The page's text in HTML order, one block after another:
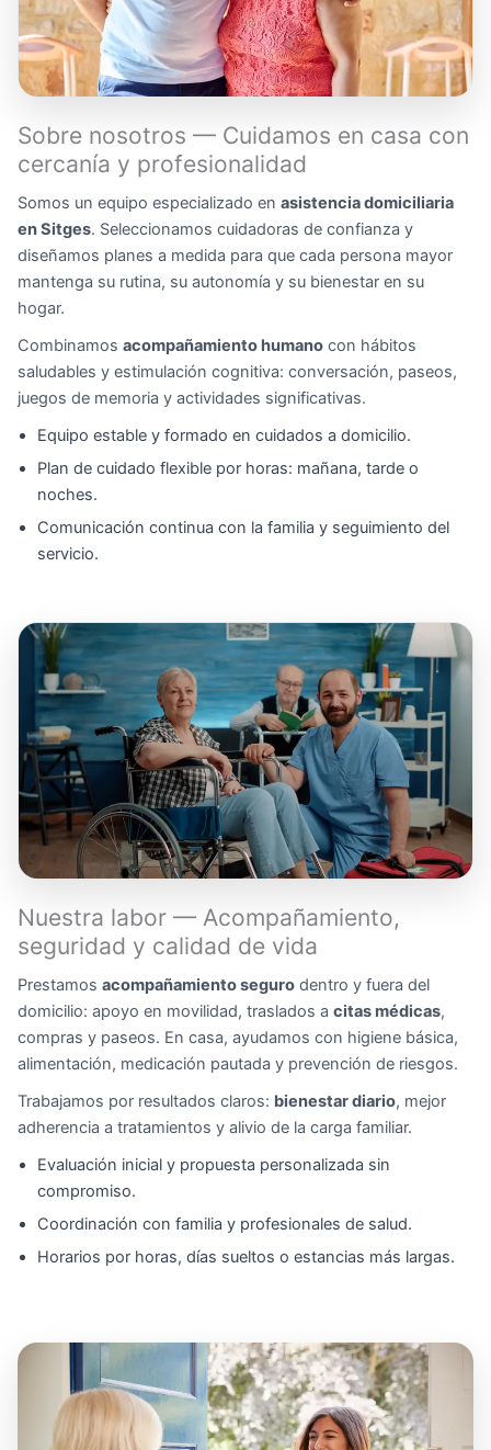
Sobre nosotros — Cuidamos en casa con
cercanía y profesionalidad
Somos un equipo especializado en asistencia domiciliaria
en Sitges. Seleccionamos cuidadoras de confianza y
diseñamos planes a medida para que cada persona mayor
mantenga su rutina, su autonomía y su bienestar en su
hogar.
Combinamos acompañamiento humano con hábitos
saludables y estimulación cognitiva: conversación, paseos,
juegos de memoria y actividades significativas.
Equipo estable y formado en cuidados a domicilio.
Plan de cuidado flexible por horas: mañana, tarde o
noches.
Comunicación continua con la familia y seguimiento del
servicio.
Nuestra labor — Acompañamiento,
seguridad y calidad de vida
Prestamos acompañamiento seguro dentro y fuera del
domicilio: apoyo en movilidad, traslados a citas médicas,
compras y paseos. En casa, ayudamos con higiene básica,
alimentación, medicación pautada y prevención de riesgos.
Trabajamos por resultados claros: bienestar diario, mejor
adherencia a tratamientos y alivio de la carga familiar.
Evaluación inicial y propuesta personalizada sin
compromiso.
Coordinación con familia y profesionales de salud.
Horarios por horas, días sueltos o estancias más largas.